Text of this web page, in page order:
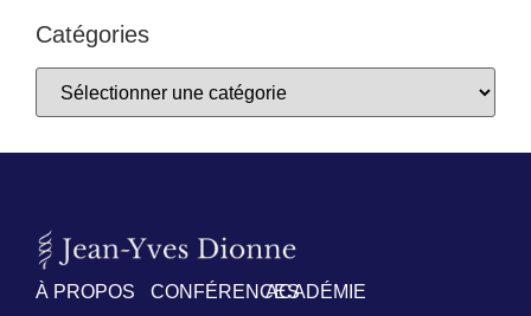
Catégories
À PROPOS
CONFÉRENCESACADÉMIE